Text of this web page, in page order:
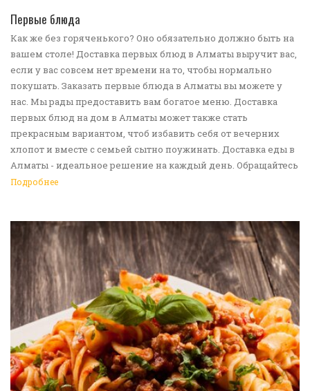
Первые блюда
Как же без горяченького? Оно обязательно должно быть на
вашем столе! Доставка первых блюд в Алматы выручит вас,
если у вас совсем нет времени на то, чтобы нормально
покушать. Заказать первые блюда в Алматы вы можете у
нас. Мы рады предоставить вам богатое меню. Доставка
первых блюд на дом в Алматы может также стать
прекрасным вариантом, чтоб избавить себя от вечерних
хлопот и вместе с семьей сытно поужинать. Доставка еды в
Алматы - идеальное решение на каждый день. Обращайтесь
к нам!
Подробнее